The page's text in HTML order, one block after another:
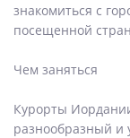
знакомиться с
посещенной
Чем заняться
Курорты
разнообразный и